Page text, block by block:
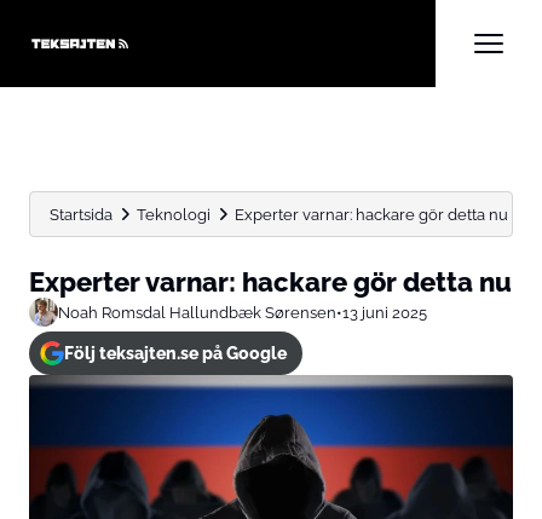
Startsida Teknologi Experter varnar: hackare gör detta nu
Experter varnar: hackare gör detta nu
Noah Romsdal Hallundbæk Sørensen•13 juni 2025
Följ teksajten.se på Google